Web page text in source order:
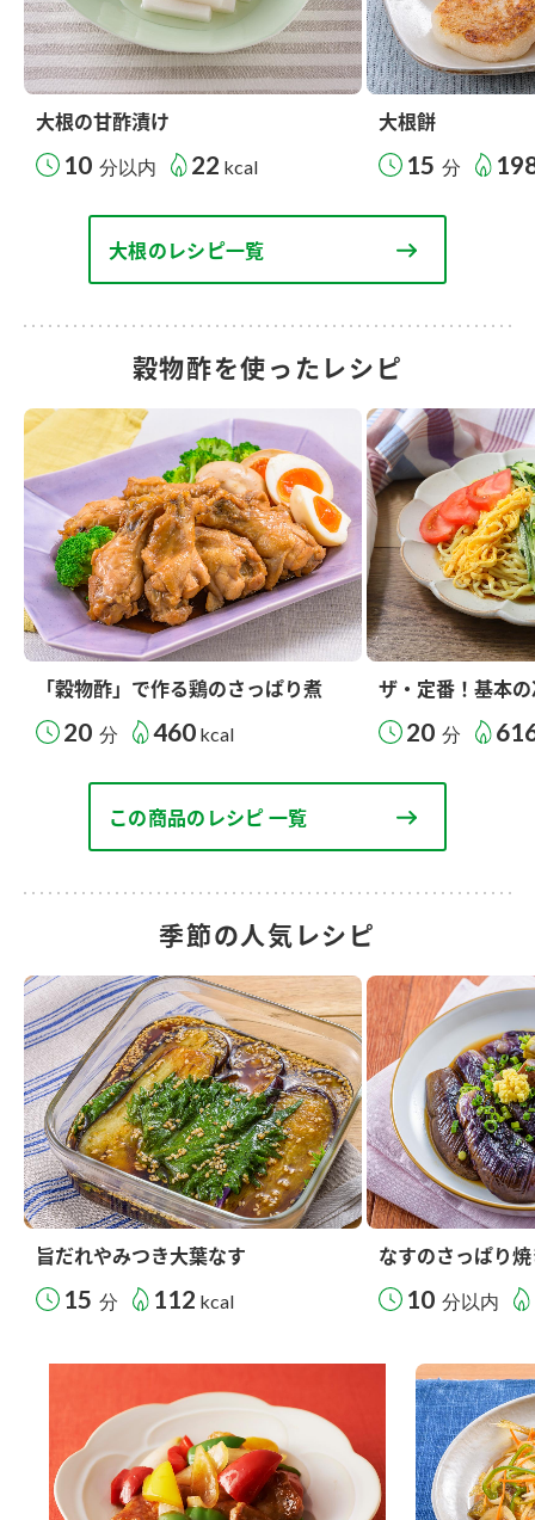
大根の甘酢漬け
10 分以内 22 kcal
大根餅
15 分
大根のレシピ一覧
穀物酢を使ったレシピ
「穀物酢」で作る鶏のさっぱり煮
20 分 460 kcal
ザ・定番！基本
20 分
この商品のレシピ 一覧
季節の人気レシピ
旨だれやみつき大葉なす
15 分 112 kcal
なすのさっぱり
10 分以内